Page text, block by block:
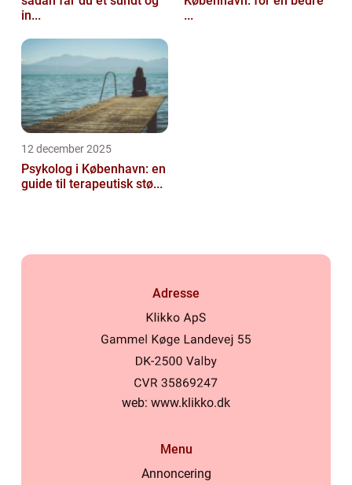
in...
...
12 december 2025
Psykolog i København: en
guide til terapeutisk stø...
Adresse
web: www.klikko.dk
Menu
Annoncering